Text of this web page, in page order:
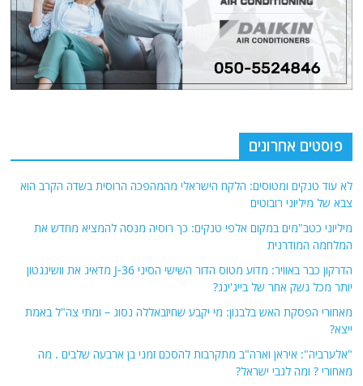
פוסטים אחרונים
לא עוד טנקים ומטוסים: הלקח הישראלי מהמהפכה הרוסית בשדה הקרב הוא
צבא של מיליוני רובוטים
מיליוני כטב"מים במקום אלפי טנקים: כך רוסיה מנסה להמציא מחדש את
המלחמה המודרנית
הדרקון כבר באוויר: מדוע מטוס הדור השישי הסיני J-36 מדאיג את וושינגטון
יותר מכל נשק אחר של בייג'ינג?
מאחורי הפסקת האש בלבנון: מי יקבע שחיזבאללה נסוג – ומתי צה"ל באמת
ייצא?
"אלערביה": איראן וארה"ב מתקרבות להסכם זמני בן ארבעה שלבים . מה
מאחורי ? ומה לגבי ישראל?